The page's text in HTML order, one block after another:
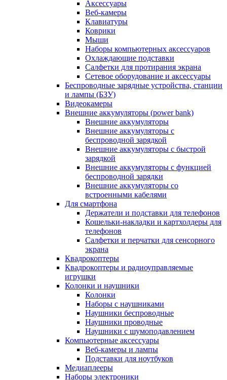
Аксессуары
Веб-камеры
Клавиатуры
Коврики
Мыши
Наборы компьютерных аксессуаров
Охлаждающие подставки
Салфетки для протирания экрана
Сетевое оборудование и аксессуары
Беспроводные зарядные устройства, станции
и лампы (БЗУ)
Видеокамеры
Внешние аккумуляторы (power bank)
Внешние аккумуляторы
Внешние аккумуляторы с
беспроводной зарядкой
Внешние аккумуляторы с быстрой
зарядкой
Внешние аккумуляторы с функцией
беспроводной зарядки
Внешние аккумуляторы со
встроенными кабелями
Для смартфона
Держатели и подставки для телефонов
Кошельки-накладки и картхолдеры для
телефонов
Салфетки и перчатки для сенсорного
экрана
Квадрокоптеры
Квадрокоптеры и радиоуправляемые
игрушки
Колонки и наушники
Колонки
Наборы с наушниками
Наушники беспроводные
Наушники проводные
Наушники с шумоподавлением
Компьютерные аксессуары
Веб-камеры и лампы
Подставки для ноутбуков
Медиаплееры
Наборы электроники